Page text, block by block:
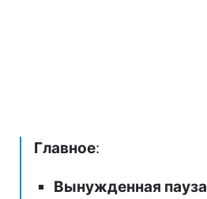
Главное:
Вынужденная пауза